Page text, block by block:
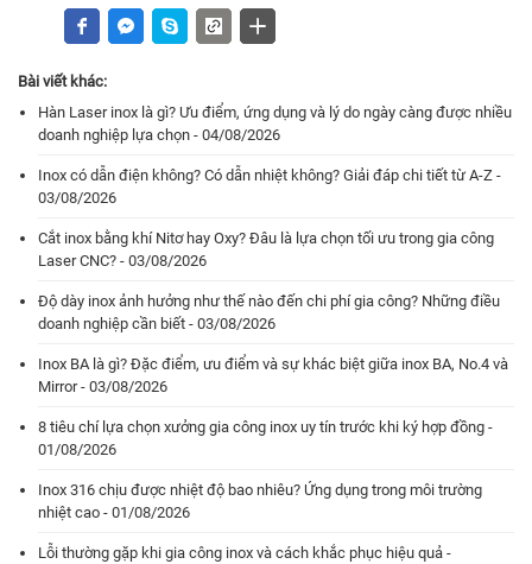
Bài viết khác:
Hàn Laser inox là gì? Ưu điểm, ứng dụng và lý do ngày càng được nhiều
doanh nghiệp lựa chọn - 04/08/2026
Inox có dẫn điện không? Có dẫn nhiệt không? Giải đáp chi tiết từ A-Z -
03/08/2026
Cắt inox bằng khí Nitơ hay Oxy? Đâu là lựa chọn tối ưu trong gia công
Laser CNC? - 03/08/2026
Độ dày inox ảnh hưởng như thế nào đến chi phí gia công? Những điều
doanh nghiệp cần biết - 03/08/2026
Inox BA là gì? Đặc điểm, ưu điểm và sự khác biệt giữa inox BA, No.4 và
Mirror - 03/08/2026
8 tiêu chí lựa chọn xưởng gia công inox uy tín trước khi ký hợp đồng -
01/08/2026
Inox 316 chịu được nhiệt độ bao nhiêu? Ứng dụng trong môi trường
nhiệt cao - 01/08/2026
Lỗi thường gặp khi gia công inox và cách khắc phục hiệu quả -